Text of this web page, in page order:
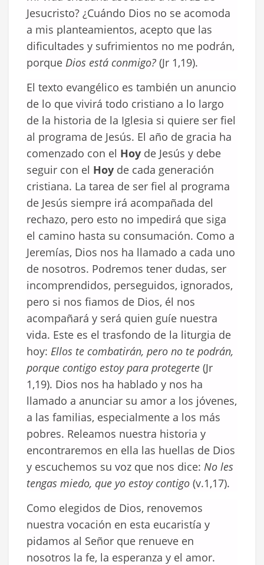
Jesucristo? ¿Cuándo Dios no se acomoda
a mis planteamientos, acepto que las
dificultades y sufrimientos no me podrán,
porque Dios está conmigo? (Jr 1,19).
El texto evangélico es también un anuncio
de lo que vivirá todo cristiano a lo largo
de la historia de la Iglesia si quiere ser fiel
al programa de Jesús. El año de gracia ha
comenzado con el Hoy de Jesús y debe
seguir con el Hoy de cada generación
cristiana. La tarea de ser fiel al programa
de Jesús siempre irá acompañada del
rechazo, pero esto no impedirá que siga
el camino hasta su consumación. Como a
Jeremías, Dios nos ha llamado a cada uno
de nosotros. Podremos tener dudas, ser
incomprendidos, perseguidos, ignorados,
pero si nos fiamos de Dios, él nos
acompañará y será quien guíe nuestra
vida. Este es el trasfondo de la liturgia de
hoy: Ellos te combatirán, pero no te podrán,
porque contigo estoy para protegerte (Jr
1,19). Dios nos ha hablado y nos ha
llamado a anunciar su amor a los jóvenes,
a las familias, especialmente a los más
pobres. Releamos nuestra historia y
encontraremos en ella las huellas de Dios
y escuchemos su voz que nos dice: No les
tengas miedo, que yo estoy contigo (v.1,17).
Como elegidos de Dios, renovemos
nuestra vocación en esta eucaristía y
pidamos al Señor que renueve en
nosotros la fe, la esperanza y el amor.